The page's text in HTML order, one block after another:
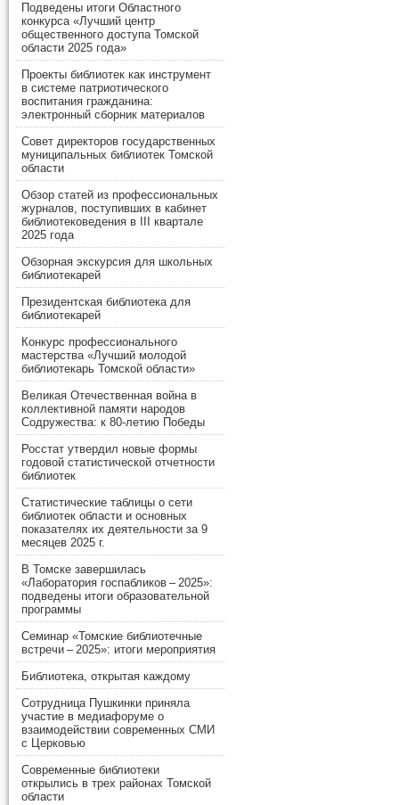
Подведены итоги Областного
конкурса «Лучший центр
общественного доступа Томской
области 2025 года»
Проекты библиотек как инструмент
в системе патриотического
воспитания гражданина:
электронный сборник материалов
Совет директоров государственных
муниципальных библиотек Томской
области
Обзор статей из профессиональных
журналов, поступивших в кабинет
библиотековедения в III квартале
2025 года
Обзорная экскурсия для школьных
библиотекарей
Президентская библиотека для
библиотекарей
Конкурс профессионального
мастерства «Лучший молодой
библиотекарь Томской области»
Великая Отечественная война в
коллективной памяти народов
Содружества: к 80-летию Победы
Росстат утвердил новые формы
годовой статистической отчетности
библиотек
Статистические таблицы о сети
библиотек области и основных
показателях их деятельности за 9
месяцев 2025 г.
В Томске завершилась
«Лаборатория госпабликов – 2025»:
подведены итоги образовательной
программы
Семинар «Томские библиотечные
встречи – 2025»: итоги мероприятия
Библиотека, открытая каждому
Сотрудница Пушкинки приняла
участие в медиафоруме о
взаимодействии современных СМИ
с Церковью
Современные библиотеки
открылись в трех районах Томской
области